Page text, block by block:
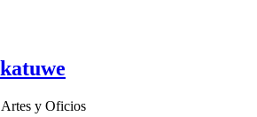
y Oficios